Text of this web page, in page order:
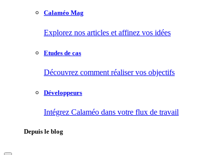
Calaméo Mag
Explorez nos articles et affinez vos idées
Etudes de cas
Découvrez comment réaliser vos objectifs
Développeurs
Intégrez Calaméo dans votre flux de travail
Depuis le blog